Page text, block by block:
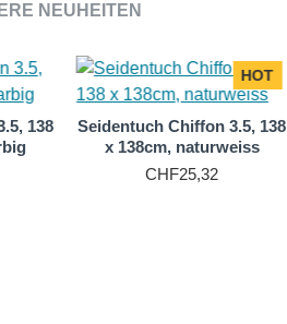
NEUHEITEN
138
HOT
Seidentuch Chiffon 3.5, 138
x 138cm, naturweiss
CHF25,32